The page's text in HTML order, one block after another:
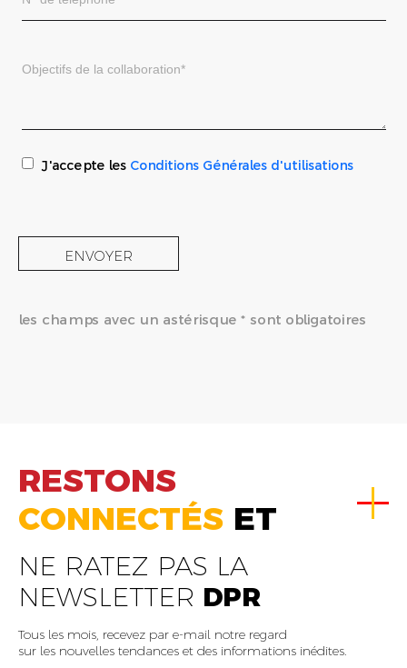
J'accepte les Conditions Générales d'utilisations
ENVOYER
les champs avec un astérisque * sont obligatoires
RESTONS
CONNECTÉS ET
NE RATEZ PAS LA
NEWSLETTER DPR
Tous les mois, recevez par e-mail notre regard
sur les nouvelles tendances et des informations inédites.